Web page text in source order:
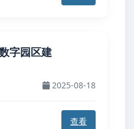
字园区建
2025-08-18
查看